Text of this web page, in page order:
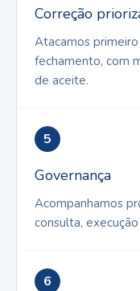
Correção
Atacamos
fechamento, com
de aceite.
5
Governança
Acompanhamos
consulta,
6